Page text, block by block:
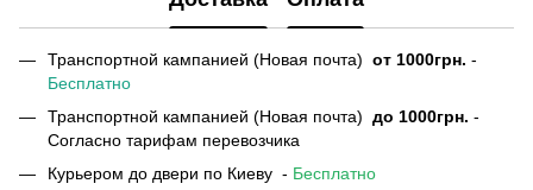
Транспортной кампанией (Новая почта) от 1000грн. -
Бесплатно
Транспортной кампанией (Новая почта) до 1000грн. -
Согласно тарифам перевозчика
Курьером до двери по Киеву - Бесплатно